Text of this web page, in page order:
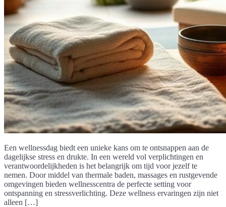
Een wellnessdag biedt een unieke kans om te ontsnappen aan de
dagelijkse stress en drukte. In een wereld vol verplichtingen en
verantwoordelijkheden is het belangrijk om tijd voor jezelf te
nemen. Door middel van thermale baden, massages en rustgevende
omgevingen bieden wellnesscentra de perfecte setting voor
ontspanning en stressverlichting. Deze wellness ervaringen zijn niet
alleen […]